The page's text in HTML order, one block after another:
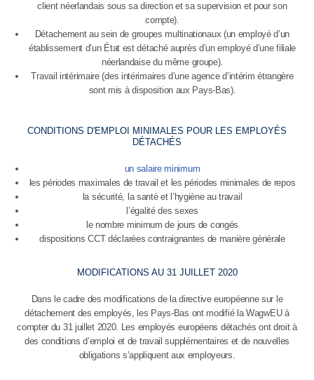
client néerlandais sous sa direction et sa supervision et pour son
compte).
Détachement au sein de groupes multinationaux (un employé d’un
établissement d’un État est détaché auprès d’un employé d’une filiale
néerlandaise du même groupe).
Travail intérimaire (des intérimaires d’une agence d’intérim étrangère
sont mis à disposition aux Pays-Bas).
CONDITIONS D'EMPLOI MINIMALES POUR LES EMPLOYÉS
DÉTACHÉS
un salaire minimum
les périodes maximales de travail et les périodes minimales de repos
la sécurité, la santé et l’hygiène au travail
l’égalité des sexes
le nombre minimum de jours de congés
dispositions CCT déclarées contraignantes de manière générale
MODIFICATIONS AU 31 JUILLET 2020
Dans le cadre des modifications de la directive européenne sur le
détachement des employés, les Pays-Bas ont modifié la WagwEU à
compter du 31 juillet 2020. Les employés européens détachés ont droit à
des conditions d’emploi et de travail supplémentaires et de nouvelles
obligations s’appliquent aux employeurs.